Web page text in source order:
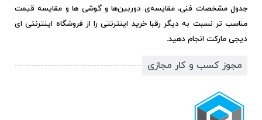
جدول مشخصات فنی، مقایسه‌ی دوربین‌ها و گوشی ها و مقایسه قیمت
مناسب تر نسبت به دیگر رقبا خرید اینترنتی را از فروشگاه اینترنتی ای
دیجی مارکت انجام دهید.
مجوز کسب و کار مجازی